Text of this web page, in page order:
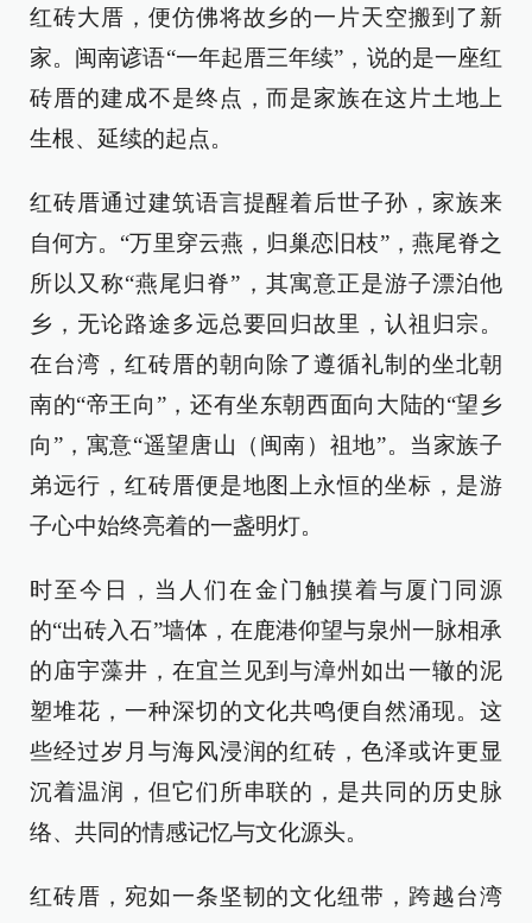
红砖大厝，便仿佛将故乡的一片天空搬到了新
家。闽南谚语“一年起厝三年续”，说的是一座红
砖厝的建成不是终点，而是家族在这片土地上
生根、延续的起点。
红砖厝通过建筑语言提醒着后世子孙，家族来
自何方。“万里穿云燕，归巢恋旧枝”，燕尾脊之
所以又称“燕尾归脊”，其寓意正是游子漂泊他
乡，无论路途多远总要回归故里，认祖归宗。
在台湾，红砖厝的朝向除了遵循礼制的坐北朝
南的“帝王向”，还有坐东朝西面向大陆的“望乡
向”，寓意“遥望唐山（闽南）祖地”。当家族子
弟远行，红砖厝便是地图上永恒的坐标，是游
子心中始终亮着的一盏明灯。
时至今日，当人们在金门触摸着与厦门同源
的“出砖入石”墙体，在鹿港仰望与泉州一脉相承
的庙宇藻井，在宜兰见到与漳州如出一辙的泥
塑堆花，一种深切的文化共鸣便自然涌现。这
些经过岁月与海风浸润的红砖，色泽或许更显
沉着温润，但它们所串联的，是共同的历史脉
络、共同的情感记忆与文化源头。
红砖厝，宛如一条坚韧的文化纽带，跨越台湾